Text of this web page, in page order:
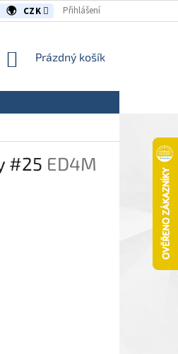
CZK Přihlášení
NÁKUPNÍ
Prázdný košík
#25 ED4M